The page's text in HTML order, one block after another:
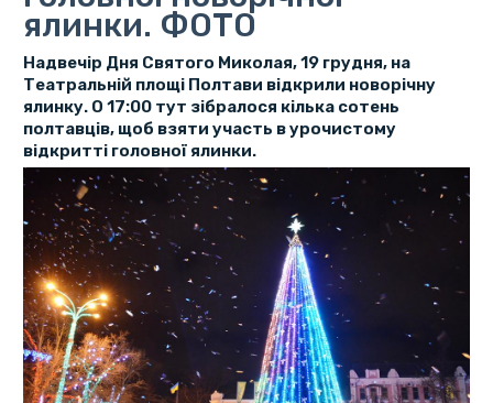
ялинки. ФОТО
Надвечір Дня Святого Миколая, 19 грудня, на
Театральній площі Полтави відкрили новорічну
ялинку. О 17:00 тут зібралося кілька сотень
полтавців, щоб взяти участь в урочистому
відкритті головної ялинки.